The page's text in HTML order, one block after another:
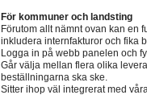
För kommuner och landsting
Förutom allt nämnt ovan kan en
inkludera internfakturor och fika
Logga in på webb panelen och
Går välja mellan flera olika
beställningarna ska ske.
Sitter ihop väl integrerat med